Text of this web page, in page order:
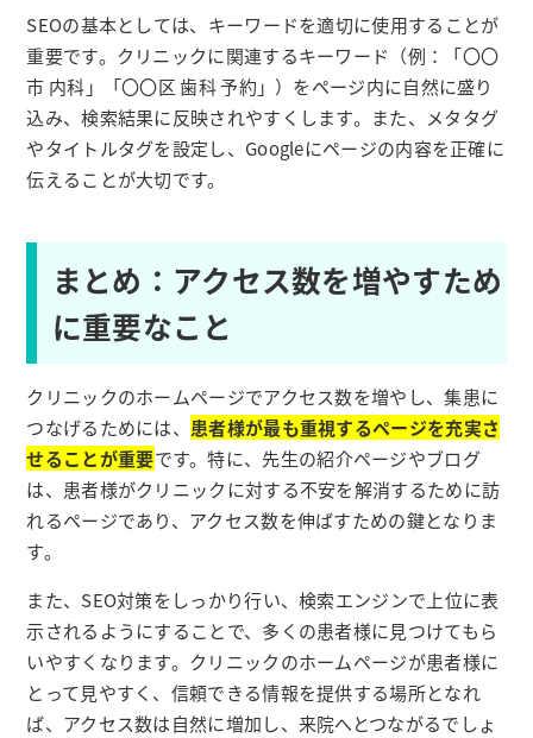
SEOの基本としては、キーワードを適切に使用することが
重要です。クリニックに関連するキーワード（例：「〇〇
市 内科」「〇〇区 歯科 予約」）をページ内に自然に盛り
込み、検索結果に反映されやすくします。また、メタタグ
やタイトルタグを設定し、Googleにページの内容を正確に
伝えることが大切です。
まとめ：アクセス数を増やすため
に重要なこと
クリニックのホームページでアクセス数を増やし、集患に
つなげるためには、 患者様が最も重視するページを充実さ
せることが重要です。特に、先生の紹介ページやブログ
は、患者様がクリニックに対する不安を解消するために訪
れるページであり、アクセス数を伸ばすための鍵となりま
す。
また、SEO対策をしっかり行い、検索エンジンで上位に表
示されるようにすることで、多くの患者様に見つけてもら
いやすくなります。クリニックのホームページが患者様に
とって見やすく、信頼できる情報を提供する場所となれ
ば、アクセス数は自然に増加し、来院へとつながるでしょ